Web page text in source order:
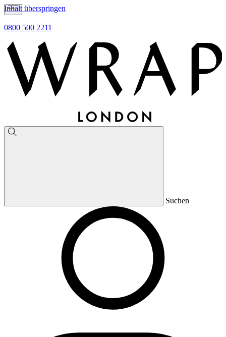
Inhalt überspringen
0800 500 2211
Suchen